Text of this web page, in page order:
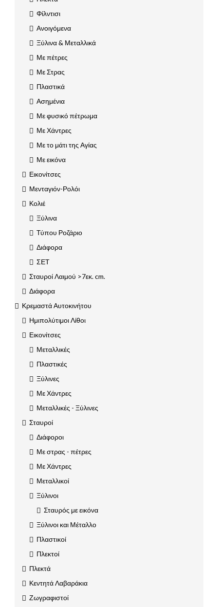
Φίλντισι
Ανοιγόμενα
Ξύλινα & Μεταλλικά
Με πέτρες
Με Στρας
Πλαστικά
Ασημένια
Με φυσικό πέτρωμα
Με Χάντρες
Με το μάτι της Αγίας
Με εικόνα
Εικονίτσες
Μενταγιόν-Ρολόι
Κολιέ
Ξύλινα
Τύπου Ροζάριο
Διάφορα
ΣΕΤ
Σταυροί Λαιμού >7εκ. cm.
Διάφορα
Κρεμαστά Αυτοκινήτου
Ημιπολύτιμοι Λίθοι
Εικονίτσες
Μεταλλικές
Πλαστικές
Ξύλινες
Με Χάντρες
Μεταλλικές - Ξύλινες
Σταυροί
Διάφοροι
Με στρας - πέτρες
Με Χάντρες
Μεταλλικοί
Ξύλινοι
Σταυρός με εικόνα
Ξύλινοι και Μέταλλο
Πλαστικοί
Πλεκτοί
Πλεκτά
Κεντητά Λαβαράκια
Ζωγραφιστοί